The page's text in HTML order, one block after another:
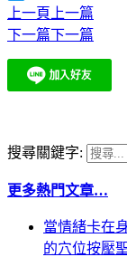
Twitter
上一頁 上一篇
下一篇下一篇
搜尋關鍵字:
更多熱門文章…
當情緒卡在
的穴位按壓